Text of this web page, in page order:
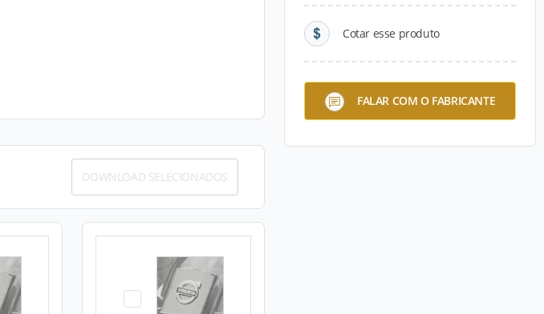
Cotar esse produto
FALAR COM O FABRICANTE
DOWNLOAD SELECIONADOS